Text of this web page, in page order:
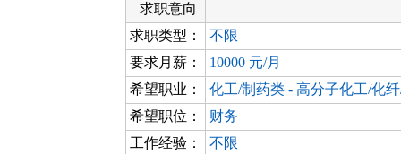
求职意向
求职类型：
不限
要求月薪：
10000 元/月
希望职业：
化工/制药类 - 高分子化工/化
希望职位：
财务
工作经验：
不限